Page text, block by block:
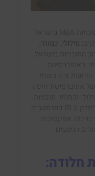
בחינת ה- GMAT היא תנאי קבלה לתוכניות MBA בישראל
מילולי, כמותי,
. רוב התוכניות בישראל,
האוניברסיטה
ציון כמותי
אוניברסיטת חיפה
וכמותי. תוכניות
אפקטיבית
הניגשים
חלודה: